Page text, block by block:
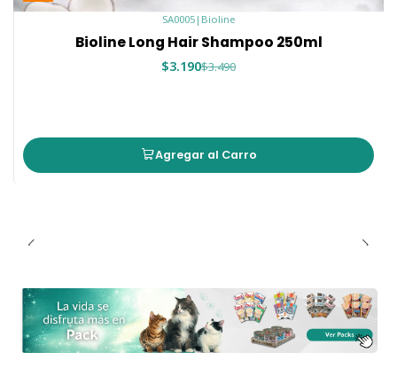
SA0005 | Bioline
Bioline Long Hair Shampoo 250ml
$3.190$3.490
Agregar al Carro